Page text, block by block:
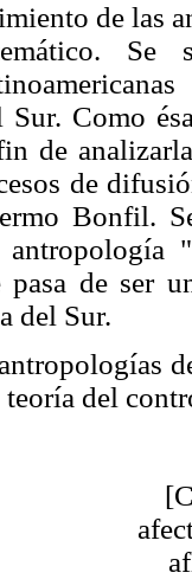
de las
Se
Sur. Como
de
de
Bonfil.
pasa de ser
del Sur.
antropologías
del